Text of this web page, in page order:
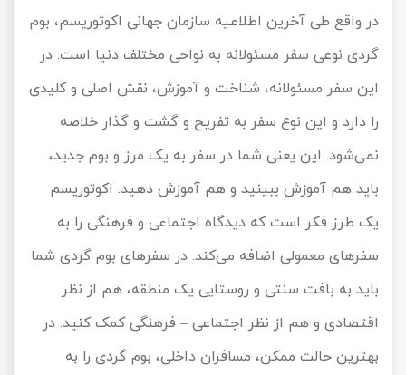
در واقع طی آخرین اطلاعیه سازمان جهانی اکوتوریسم، بوم
گردی نوعی سفر مسئولانه به نواحی مختلف دنیا است. در
این سفر مسئولانه، شناخت و آموزش، نقش اصلی و کلیدی
را دارد و این نوع سفر به تفریح و گشت و گذار خلاصه
نمی‌شود. این یعنی شما در سفر به یک مرز و بوم جدید،
باید هم آموزش ببینید و هم آموزش دهید. اکوتوریسم
یک طرز فکر است که دیدگاه اجتماعی و فرهنگی را به
سفرهای معمولی اضافه می‌کند. در سفرهای بوم گردی شما
باید به بافت سنتی و روستایی یک منطقه، هم از نظر
اقتصادی و هم از نظر اجتماعی – فرهنگی کمک کنید. در
بهترین حالت ممکن، مسافران داخلی، بوم گردی را به